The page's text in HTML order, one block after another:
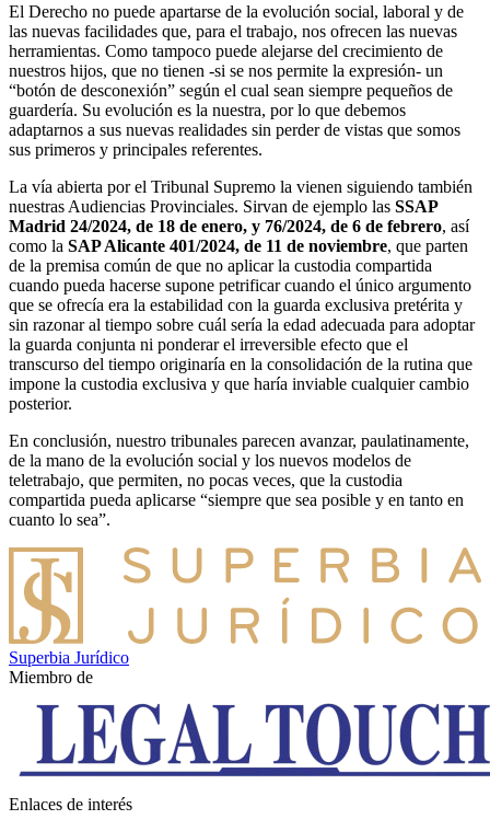
El Derecho no puede apartarse de la evolución social, laboral y de
las nuevas facilidades que, para el trabajo, nos ofrecen las nuevas
herramientas. Como tampoco puede alejarse del crecimiento de
nuestros hijos, que no tienen -si se nos permite la expresión- un
“botón de desconexión” según el cual sean siempre pequeños de
guardería. Su evolución es la nuestra, por lo que debemos
adaptarnos a sus nuevas realidades sin perder de vistas que somos
sus primeros y principales referentes.
La vía abierta por el Tribunal Supremo la vienen siguiendo también
nuestras Audiencias Provinciales. Sirvan de ejemplo las SSAP
Madrid 24/2024, de 18 de enero, y 76/2024, de 6 de febrero, así
como la SAP Alicante 401/2024, de 11 de noviembre, que parten
de la premisa común de que no aplicar la custodia compartida
cuando pueda hacerse supone petrificar cuando el único argumento
que se ofrecía era la estabilidad con la guarda exclusiva pretérita y
sin razonar al tiempo sobre cuál sería la edad adecuada para adoptar
la guarda conjunta ni ponderar el irreversible efecto que el
transcurso del tiempo originaría en la consolidación de la rutina que
impone la custodia exclusiva y que haría inviable cualquier cambio
posterior.
En conclusión, nuestro tribunales parecen avanzar, paulatinamente,
de la mano de la evolución social y los nuevos modelos de
teletrabajo, que permiten, no pocas veces, que la custodia
compartida pueda aplicarse “siempre que sea posible y en tanto en
cuanto lo sea”.
Superbia Jurídico
Miembro de
Enlaces de interés